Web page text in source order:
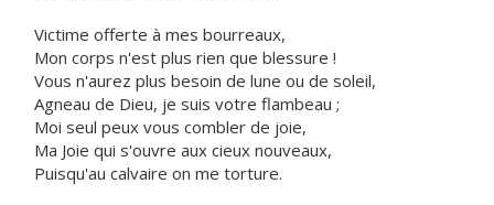
Victime offerte à mes bourreaux,
Mon corps n'est plus rien que blessure !
Vous n'aurez plus besoin de lune ou de soleil,
Agneau de Dieu, je suis votre flambeau ;
Moi seul peux vous combler de joie,
Ma Joie qui s'ouvre aux cieux nouveaux,
Puisqu'au calvaire on me torture.